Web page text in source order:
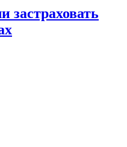
застраховать